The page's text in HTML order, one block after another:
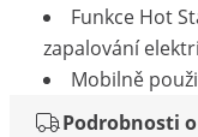
Funkce Hot
zapalování
Mobilně
Podrobnosti